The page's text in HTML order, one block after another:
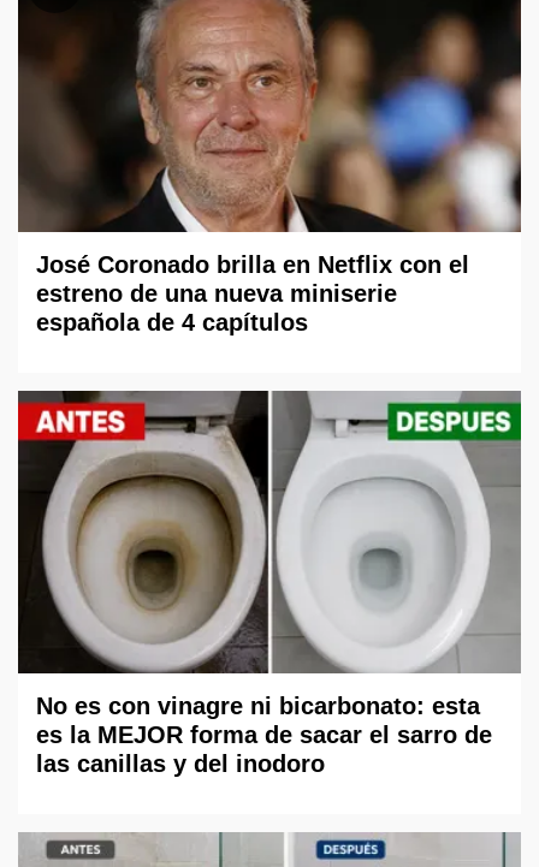
José Coronado brilla en Netflix con el
estreno de una nueva miniserie
española de 4 capítulos
No es con vinagre ni bicarbonato: esta
es la MEJOR forma de sacar el sarro de
las canillas y del inodoro